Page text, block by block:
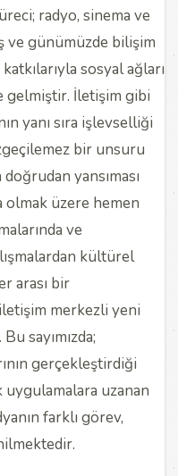
radyo, sinema ve
günümüzde bilişim
sosyal ağları
gelmiştir. İletişim gibi
yanı sıra işlevselliği
bir unsuru
yansıması
olmak üzere hemen
ve
kültürel
arası bir
merkezli yeni
sayımızda;
gerçekleştirdiği
uzanan
farklı görev,